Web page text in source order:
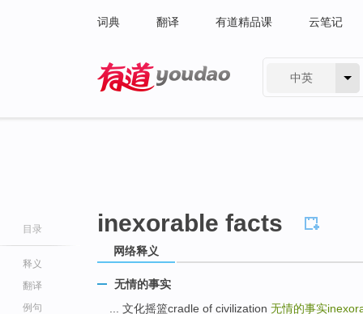
词典 翻译 有道精品课 云笔记
中英
目录
释义
翻译
例句
inexorable facts
网络释义
无情的事实
... 文化摇篮cradle of civilization 无情的事实